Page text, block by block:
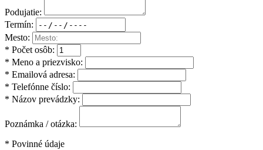
Podujatie:
Termín:
Mesto:
* Počet osôb:
* Meno a priezvisko:
* Emailová adresa:
* Telefónne číslo:
* Názov prevádzky:
Poznámka / otázka:
* Povinné údaje